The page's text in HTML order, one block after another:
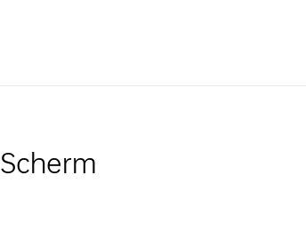
Scherm